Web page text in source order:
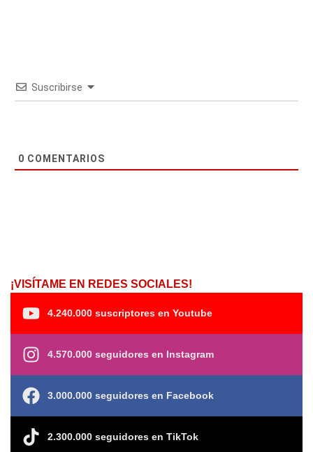
Suscribirse
0 COMENTARIOS
¡VISÍTAME EN REDES SOCIALES!
4.240.000 suscriptores en Youtube
4.570.000 seguidores en Instagram
3.000.000 seguidores en Facebook
2.300.000 seguidores en TikTok